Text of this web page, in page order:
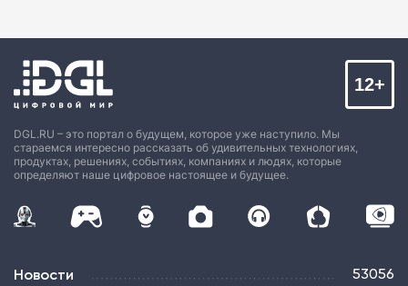
DGL.RU – это портал о будущем, которое уже наступило. Мы
стараемся интересно рассказать об удивительных технологиях,
продуктах, решениях, событиях, компаниях и людях, которые
определяют наше цифровое настоящее и будущее.
12+
Новости 53056